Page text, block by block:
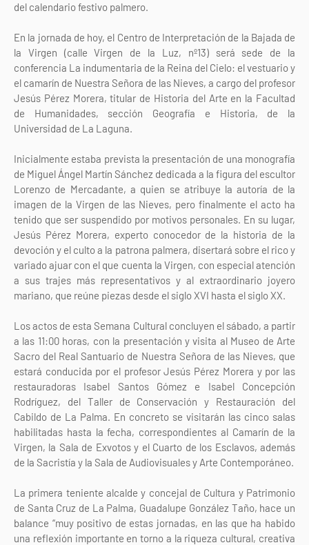
del calendario festivo palmero.
En la jornada de hoy, el Centro de Interpretación de la Bajada de
la Virgen (calle Virgen de la Luz, nº13) será sede de la
conferencia La indumentaria de la Reina del Cielo: el vestuario y
el camarín de Nuestra Señora de las Nieves, a cargo del profesor
Jesús Pérez Morera, titular de Historia del Arte en la Facultad
de Humanidades, sección Geografía e Historia, de la
Universidad de La Laguna.
Inicialmente estaba prevista la presentación de una monografía
de Miguel Ángel Martín Sánchez dedicada a la figura del escultor
Lorenzo de Mercadante, a quien se atribuye la autoría de la
imagen de la Virgen de las Nieves, pero finalmente el acto ha
tenido que ser suspendido por motivos personales. En su lugar,
Jesús Pérez Morera, experto conocedor de la historia de la
devoción y el culto a la patrona palmera, disertará sobre el rico y
variado ajuar con el que cuenta la Virgen, con especial atención
a sus trajes más representativos y al extraordinario joyero
mariano, que reúne piezas desde el siglo XVI hasta el siglo XX.
Los actos de esta Semana Cultural concluyen el sábado, a partir
a las 11:00 horas, con la presentación y visita al Museo de Arte
Sacro del Real Santuario de Nuestra Señora de las Nieves, que
estará conducida por el profesor Jesús Pérez Morera y por las
restauradoras Isabel Santos Gómez e Isabel Concepción
Rodríguez, del Taller de Conservación y Restauración del
Cabildo de La Palma. En concreto se visitarán las cinco salas
habilitadas hasta la fecha, correspondientes al Camarín de la
Virgen, la Sala de Exvotos y el Cuarto de los Esclavos, además
de la Sacristía y la Sala de Audiovisuales y Arte Contemporáneo.
La primera teniente alcalde y concejal de Cultura y Patrimonio
de Santa Cruz de La Palma, Guadalupe González Taño, hace un
balance “muy positivo de estas jornadas, en las que ha habido
una reflexión importante en torno a la riqueza cultural, creativa